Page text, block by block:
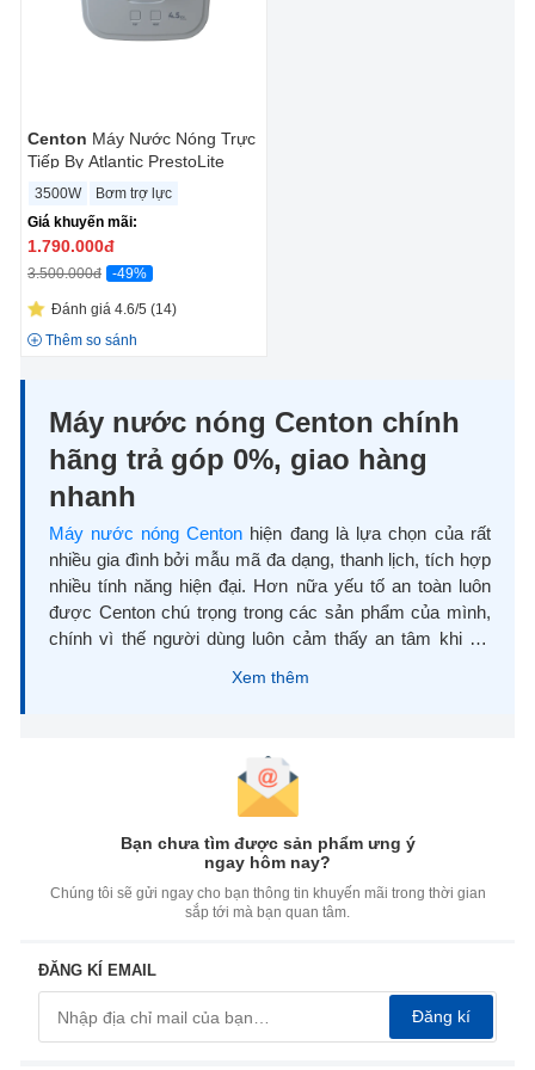
Centon Máy Nước Nóng Trực
Tiếp By Atlantic PrestoLite
EIWH P M-N1 4.5kW
3500W Bơm trợ lực
Giá khuyến mãi:
1.790.000đ
3.500.000đ -49%
Đánh giá 4.6/5 (14)
Thêm so sánh
Máy nước nóng Centon chính
hãng trả góp 0%, giao hàng
nhanh
Máy nước nóng Centon hiện đang là lựa chọn của rất
nhiều gia đình bởi mẫu mã đa dạng, thanh lịch, tích hợp
nhiều tính năng hiện đại. Hơn nữa yếu tố an toàn luôn
được Centon chú trọng trong các sản phẩm của mình,
chính vì thế người dùng luôn cảm thấy an tâm khi sử
Giới thiệu về thương hiệu máy nước nóng
Centon là thương hiệu uy tín, nổi tiếng đến từ Malaysia,
được thành lập vào năm 1995. Đây vốn là hãng chuyên
về nghiên cứu và sản xuất các dòng máy nước nóng
Centon là thương hiệu đến từ Malaysia
Xem thêm
Bạn chưa tìm được sản phẩm ưng ý
ngay hôm nay?
Chúng tôi sẽ gửi ngay cho bạn thông tin khuyến mãi trong thời gian
sắp tới mà bạn quan tâm.
ĐĂNG KÍ EMAIL
Đăng kí